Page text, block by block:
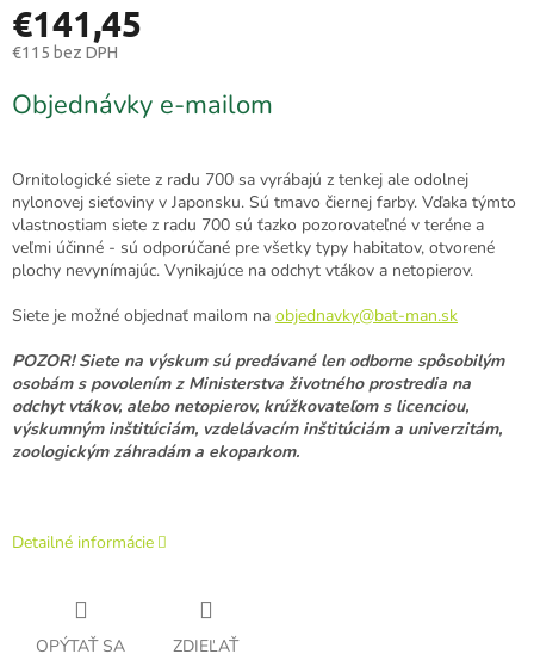
€141,45
€115 bez DPH
cena:
Objednávky e-mailom
Ornitologické siete z radu 700 sa vyrábajú z tenkej ale odolnej
nylonovej sieťoviny v Japonsku. Sú tmavo čiernej farby. Vďaka týmto
vlastnostiam siete z radu 700 sú ťazko pozorovateľné v teréne a
veľmi účinné - sú odporúčané pre všetky typy habitatov, otvorené
plochy nevynímajúc. Vynikajúce na odchyt vtákov a netopierov.
Siete je možné objednať mailom na objednavky@bat-man.sk
POZOR! Siete na výskumsú predávané len odborne spôsobilým
osobám s povolením z Ministerstva životného prostredia na
odchyt vtákov, alebo netopierov, krúžkovateľom s licenciou,
výskumným inštitúciám, vzdelávacím inštitúciám a univerzitám,
zoologickým záhradám a ekoparkom.
Detailné informácie
OPÝTAŤ SA ZDIEĽAŤ